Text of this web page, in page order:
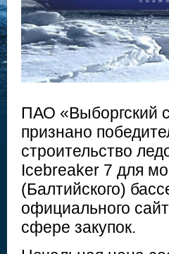
ПАО «Выборгский
признано
строительство
Icebreaker 7 для
(Балтийского)
официального
сфере закупок.